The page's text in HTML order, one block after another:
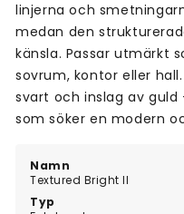
Namn
Textured Bright II
Typ
linjerna och
medan den
känsla. Passar utmärkt
sovrum, kontor eller
svart och inslag av
som söker en modern